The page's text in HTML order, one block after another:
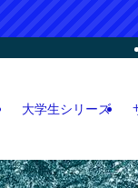
どの各情報などを
大学生シリーズ